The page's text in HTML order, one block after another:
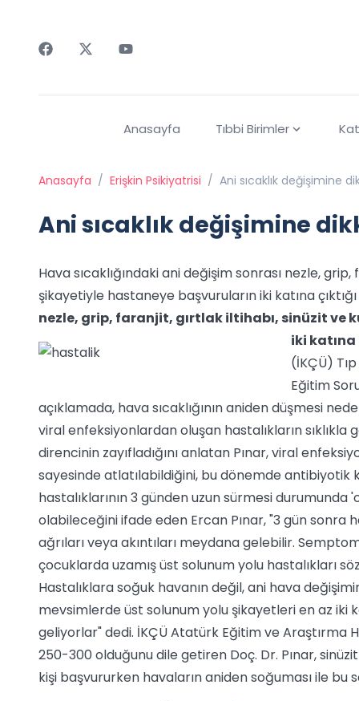
Anasayfa Tıbbi Birimler
Anasayfa / Erişkin Psikiyatrisi / Ani sıcaklık değişimine
Ani sıcaklık değişimine
Hava sıcaklığındaki ani değişim sonrası nezle,
şikayetiyle hastaneye başvuruların iki katına
nezle, grip, faranjit, gırtlak iltihabı, sinüzit ve
iki katına
(İKÇÜ)
Eğitim
açıklamada, hava sıcaklığının aniden düşmesi
viral enfeksiyonlardan oluşan hastalıkların
direncinin zayıfladığını anlatan Pınar, viral
sayesinde atlatılabildiğini, bu dönemde antibiyotik
hastalıklarının 3 günden uzun sürmesi
olabileceğini ifade eden Ercan Pınar, "3 gün sonra
ağrıları veya akıntıları meydana gelebilir.
çocuklarda uzamış üst solunum yolu hastalıkları
Hastalıklara soğuk havanın değil, ani hava
mevsimlerde üst solunum yolu şikayetleri en az
geliyorlar" dedi. İKÇÜ Atatürk Eğitim ve Araştırma
250-300 olduğunu dile getiren Doç. Dr. Pınar,
kişi başvururken havaların aniden soğuması ile bu